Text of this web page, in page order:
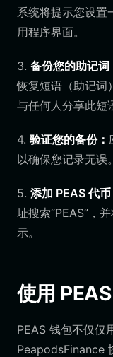
系统将提示您设置
用程序界面。
3. 备份您的助记词
恢复短语（助记词
与任何人分享此短
4. 验证您的备份：
以确保您记录无误。
5. 添加 PEAS 代币
址搜索“PEAS”，
示。
使用
PEAS 钱包不仅仅
PeapodsFinance